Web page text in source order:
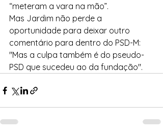
“meteram a vara na mão”.
Mas Jardim não perde a
oportunidade para deixar outro
comentário para dentro do PSD-M:
"Mas a culpa também é do pseudo-
PSD que sucedeu ao da fundação".